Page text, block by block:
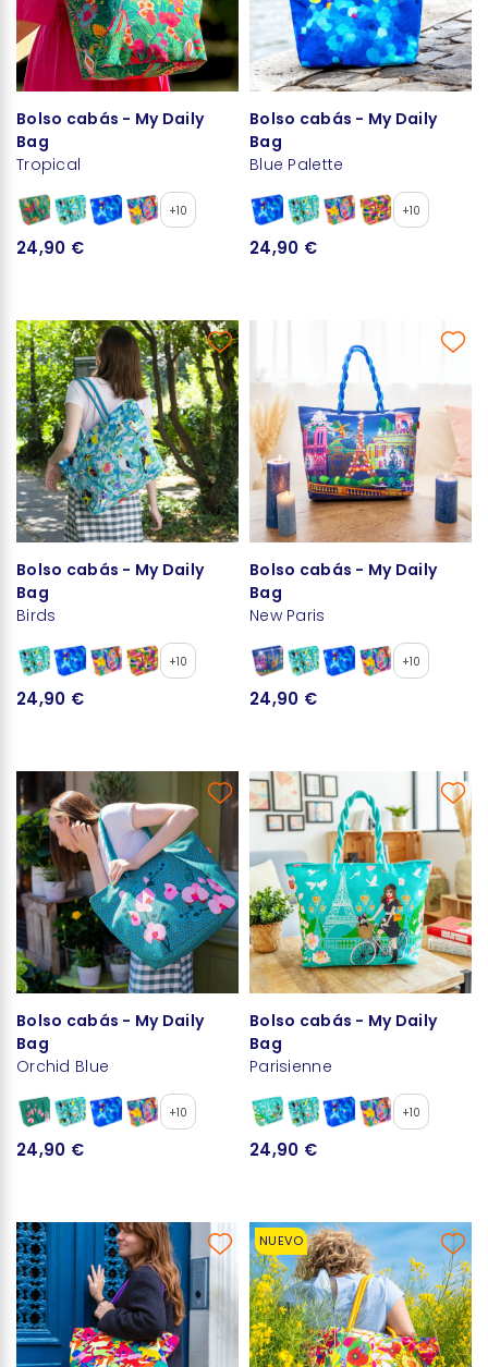
Bolso cabás - My Daily
Bag
Tropical
+10
24,90 €
Bolso cabás - My Daily
Bag
Blue Palette
+10
24,90 €
Bolso cabás - My Daily
Bag
Birds
+10
24,90 €
Bolso cabás - My Daily
Bag
New Paris
+10
24,90 €
Bolso cabás - My Daily
Bag
Orchid Blue
+10
24,90 €
Bolso cabás - My Daily
Bag
Parisienne
+10
24,90 €
NUEVO